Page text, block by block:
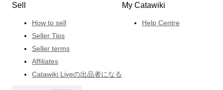
Sell
How to sell
Seller Tips
Seller terms
Affiliates
Catawiki Liveの出品者になる
My Catawiki
Help Centre